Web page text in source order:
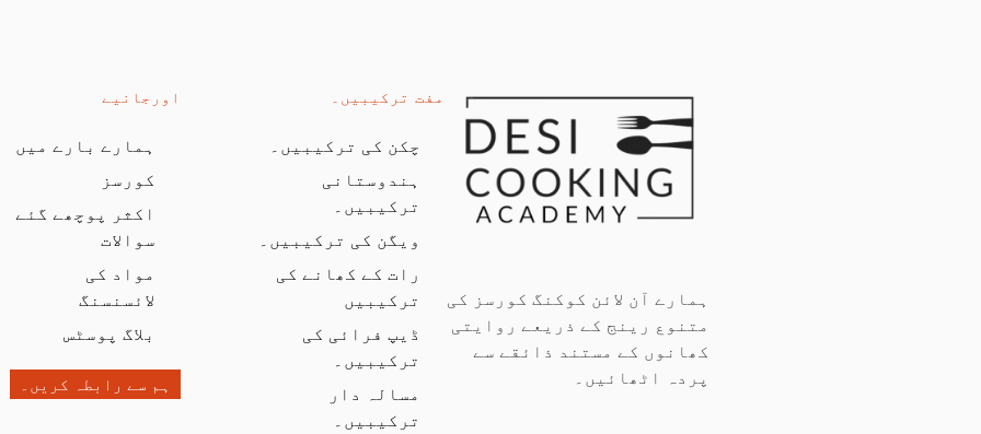
ہمارے آن لائن کوکنگ کورسز کی
متنوع رینج کے ذریعے روایتی
کھانوں کے مستند ذائقے سے
پردہ اٹھائیں۔
مفت ترکیبیں۔
چکن کی ترکیبیں۔
ہندوستانی
ترکیبیں۔
ویگن کی ترکیبیں۔
رات کے کھانے کی
ترکیبیں
ڈیپ فرائی کی
ترکیبیں۔
مسالہ دار
ترکیبیں۔
اورجانیے
ہمارے بارے میں
کورسز
اکثر پوچھے گئے
سوالات
مواد کی
لائسنسنگ
بلاگ پوسٹس
ہم سے رابطہ کریں۔